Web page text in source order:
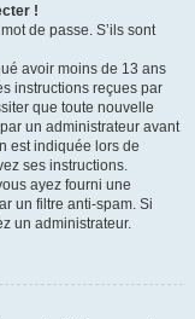
!
de passe. S’ils sont
avoir moins de 13 ans
instructions reçues par
que toute nouvelle
un administrateur avant
est indiquée lors de
ses instructions.
ayez fourni une
un filtre anti-spam. Si
un administrateur.